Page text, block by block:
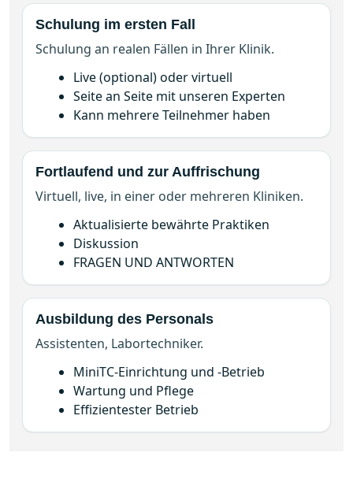
Schulung im ersten Fall
Schulung an realen Fällen in Ihrer Klinik.
Live (optional) oder virtuell
Seite an Seite mit unseren Experten
Kann mehrere Teilnehmer haben
Fortlaufend und zur Auffrischung
Virtuell, live, in einer oder mehreren Kliniken.
Aktualisierte bewährte Praktiken
Diskussion
FRAGEN UND ANTWORTEN
Ausbildung des Personals
Assistenten, Labortechniker.
MiniTC-Einrichtung und -Betrieb
Wartung und Pflege
Effizientester Betrieb